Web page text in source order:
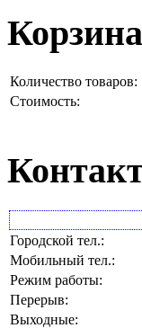
Количество товаров:
Стоимость:
Городской тел.:
Мобильный тел.:
Режим работы:
Перерыв:
Выходные: